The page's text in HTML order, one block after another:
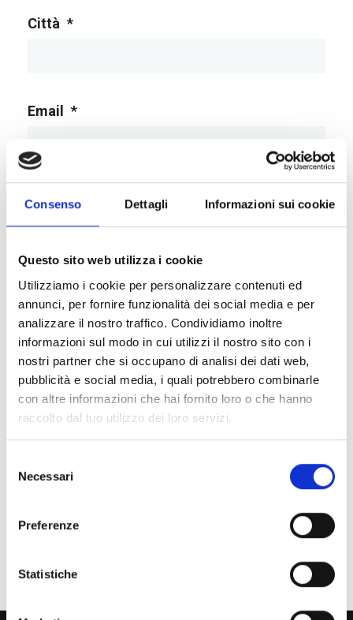
Consenso Dettagli Informazioni sui cookie
Questo sito web utilizza i cookie
Utilizziamo i cookie per personalizzare contenuti ed
annunci, per fornire funzionalità dei social media e per
analizzare il nostro traffico. Condividiamo inoltre
informazioni sul modo in cui utilizzi il nostro sito con i
nostri partner che si occupano di analisi dei dati web,
pubblicità e social media, i quali potrebbero combinarle
con altre informazioni che hai fornito loro o che hanno
raccolto dal tuo utilizzo dei loro servizi.
delNecessari
Preferenze
Statistiche
Città *
Email *
Indirizzo:Via Ponte alle Riffe, n. 12
Firenze (FI)
E-Mail:
info@sorelledeipoveriitalia.it